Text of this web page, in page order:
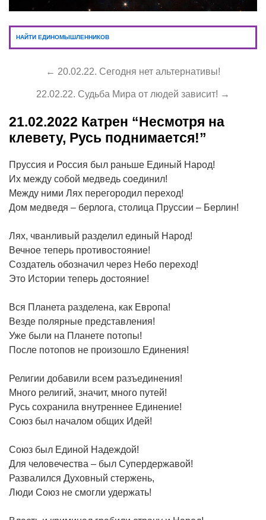
НАЙТИ ЕДИНОМЫШЛЕННИКОВ
← 20.02.22. Сегодня нет альтернативы!
22.02.22. Судьба Мира от людей зависит! →
21.02.2022 Катрен “Несмотря на
клевету, Русь поднимается!”
Пруссия и Россия был раньше Единый Народ!
Их между собой медведь соединил!
Между ними Лях перегородил переход!
Дом медведя – берлога, столица Пруссии – Берлин!
Лях, чванливый разделил единый Народ!
Вечное теперь противостояние!
Создатель обозначил через Небо переход!
Это Истории теперь достояние!
Вся Планета разделена, как Европа!
Везде полярные представления!
Уже были на Планете потопы!
После потопов не произошло Единения!
Религии добавили всем разъединения!
Много религий, значит, много путей!
Русь сохранила внутреннее Единение!
Союз был началом общих Идей!
Союз был Единой Надеждой!
Для человечества – был Супердержавой!
Развалился Духовный стержень,
Люди Союз не смогли удержать!